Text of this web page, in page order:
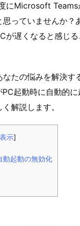
にMicrosoft Teams
思っていませんか？
が遅くなると感じ
たの悩みを解決す
起動時に自動的に
解説します。
示]
起動の無効化